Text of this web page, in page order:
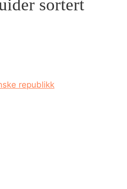
sortert
republikk